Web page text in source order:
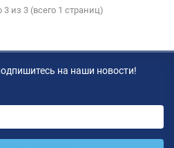
3 из 3 (всего 1 страниц)
на наши новости!